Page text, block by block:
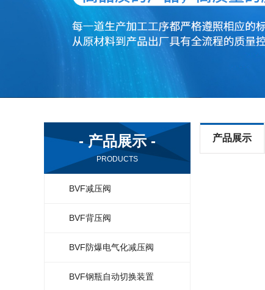
- 产品展示 -
PRODUCTS
BVF减压阀
BVF背压阀
BVF防爆电气化减压阀
BVF钢瓶自动切换装置
产品展示